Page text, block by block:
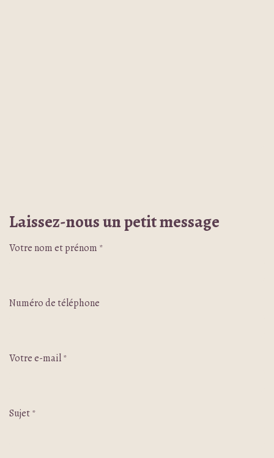
Laissez-nous un petit message
Votre nom et prénom *
Numéro de téléphone
Votre e-mail *
Sujet *